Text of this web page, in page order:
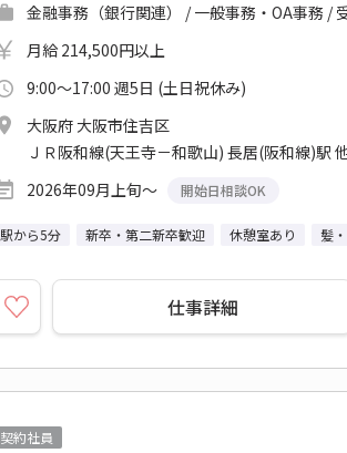
金融事務（銀行関連） / 一般事務・OA事務 /
月給 214,500円以上
9:00～17:00 週5日 (土日祝休み)
大阪府 大阪市住吉区
ＪＲ阪和線(天王寺－和歌山) 長居(阪和線)駅
2026年09月上旬～
開始日相談OK
駅から5分 新卒・第二新卒歓迎 休憩室あり 髪
仕事詳細
契約社員